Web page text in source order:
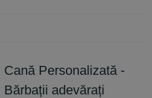
Cană Personalizată -
Bărbații adevărați